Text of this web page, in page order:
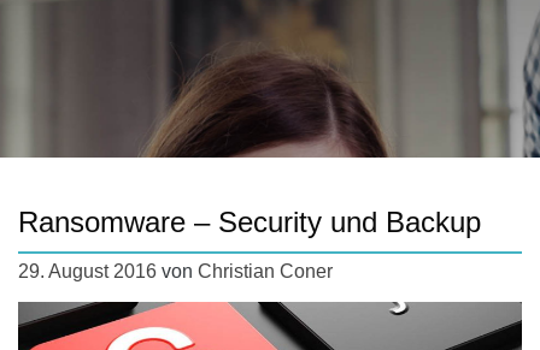
Ransomware – Security und Backup
29. August 2016 von Christian Coner